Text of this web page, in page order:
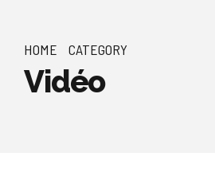
HOME CATEGORY
Vidéo